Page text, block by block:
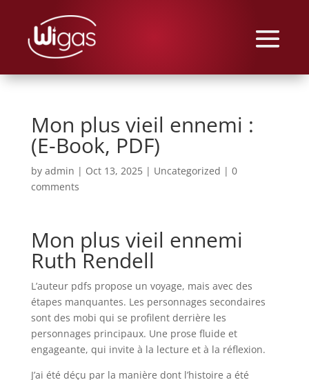
Mon plus vieil ennemi :
(E-Book, PDF)
by admin | Oct 13, 2025| Uncategorized | 0
comments
Mon plus vieil ennemi
Ruth Rendell
L’auteur pdfs propose un voyage, mais avec des
étapes manquantes. Les personnages secondaires
sont des mobi qui se profilent derrière les
personnages principaux. Une prose fluide et
engageante, qui invite à la lecture et à la réflexion.
J’ai été déçu par la manière dont l’histoire a été